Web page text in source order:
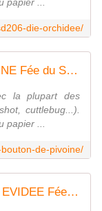
die-orchidee/
FDSD210 : DIE BOUTON DE PIVOINE Fée du Scrap
la plupart des
cuttlebug...).
papier ...
de-pivoine/
FDSD211 : DIE FLEUR DE COTON EVIDEE Fée du Scrap